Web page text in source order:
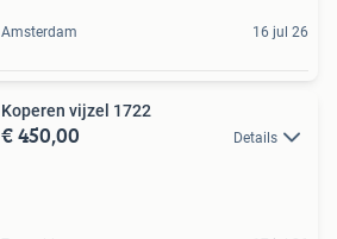
Amsterdam 16 jul 26
Koperen vijzel 1722
€ 450,00 Details